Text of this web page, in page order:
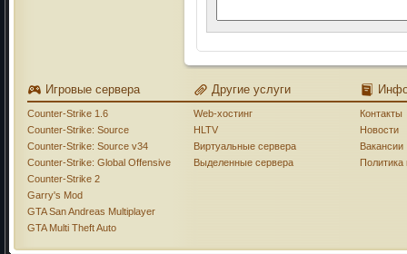
Игровые сервера
Counter-Strike 1.6
Counter-Strike: Source
Counter-Strike: Source v34
Counter-Strike: Global Offensive
Counter-Strike 2
Garry's Mod
GTA San Andreas Multiplayer
GTA Multi Theft Auto
Другие услуги
Web-хостинг
HLTV
Виртуальные сервера
Выделенные сервера
Контакты
Новости
Вакансии
Политика